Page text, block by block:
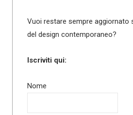
Vuoi restare sempre aggiornato
del design contemporaneo?
Iscriviti qui:
Nome